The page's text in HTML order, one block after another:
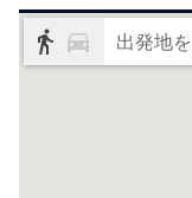
出発地